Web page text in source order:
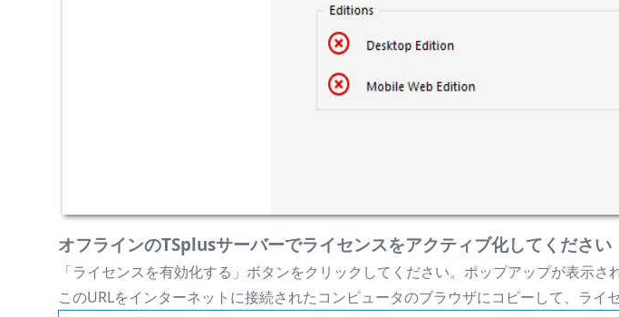
オフラインのTSplusサーバーでライセンスをアクティブ化してください
「ライセンスを有効化する」ボタンをクリックしてください。ポップアップが表示
このURLをインターネットに接続されたコンピュータのブラウザにコピーして、ラ